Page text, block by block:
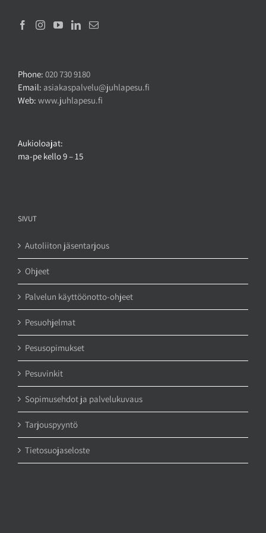
Phone: 020 730 9180
Email: asiakaspalvelu@juhlapesu.fi
Web: www.juhlapesu.fi
Aukioloajat:
ma-pe kello 9 – 15
SIVUT
Autoliiton jäsentarjous
Ohjeet
Palvelun käyttöönotto-ohjeet
Pesuohjelmat
Pesusopimukset
Pesuvinkit
Sopimusehdot ja palvelukuvaus
Tarjouspyyntö
Tietosuojaseloste